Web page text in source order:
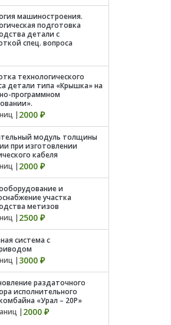
машиностроения.
подготовка
детали с
спец. вопроса
технологического
детали типа «Крышка» на
программном
| 2000 ₽
модуль толщины
при изготовлении
кабеля
| 2000 ₽
и
участка
метизов
| 2500 ₽
система с
| 3000 ₽
раздаточного
исполнительного
«Урал – 20Р»
| 2000 ₽